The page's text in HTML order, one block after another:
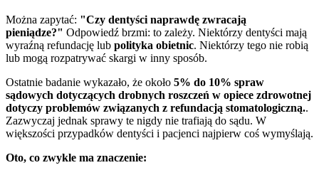
Można zapytać: "Czy dentyści naprawdę zwracają
pieniądze?" Odpowiedź brzmi: to zależy. Niektórzy dentyści mają
wyraźną refundację lub polityka obietnic. Niektórzy tego nie robią
lub mogą rozpatrywać skargi w inny sposób.
Ostatnie badanie wykazało, że około 5% do 10% spraw
sądowych dotyczących drobnych roszczeń w opiece zdrowotnej
dotyczy problemów związanych z refundacją stomatologiczną..
Zazwyczaj jednak sprawy te nigdy nie trafiają do sądu. W
większości przypadków dentyści i pacjenci najpierw coś wymyślają.
Oto, co zwykle ma znaczenie: